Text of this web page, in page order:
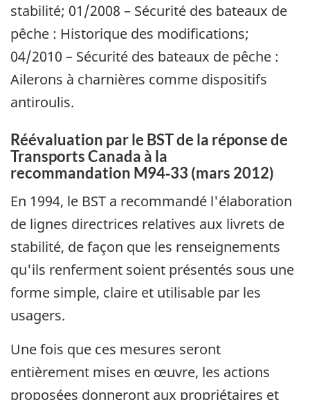
stabilité; 01/2008 – Sécurité des bateaux de
pêche : Historique des modifications;
04/2010 – Sécurité des bateaux de pêche :
Ailerons à charnières comme dispositifs
antiroulis.
Réévaluation par le BST de la réponse de
Transports Canada à la
recommandation M94‑33 (mars 2012)
En 1994, le BST a recommandé l'élaboration
de lignes directrices relatives aux livrets de
stabilité, de façon que les renseignements
qu'ils renferment soient présentés sous une
forme simple, claire et utilisable par les
usagers.
Une fois que ces mesures seront
entièrement mises en œuvre, les actions
proposées donneront aux propriétaires et